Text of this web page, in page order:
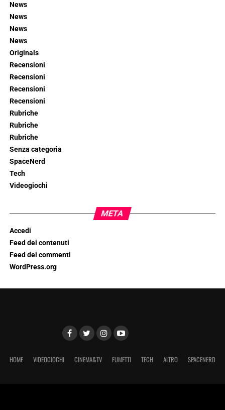
News
News
News
News
Originals
Recensioni
Recensioni
Recensioni
Recensioni
Rubriche
Rubriche
Rubriche
Senza categoria
SpaceNerd
Tech
Videogiochi
META
Accedi
Feed dei contenuti
Feed dei commenti
WordPress.org
HOME VIDEOGIOCHI CINEMA&TV FUMETTI TECH ALTRO SPACENERD